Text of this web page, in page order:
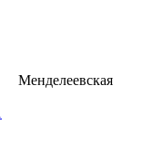
Менделеевская